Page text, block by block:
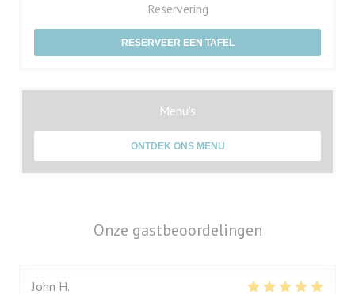
Onze gastbeoordelingen
John H
Reservering
RESERVEER EEN TAFEL
Menu's
ONTDEK ONS MENU